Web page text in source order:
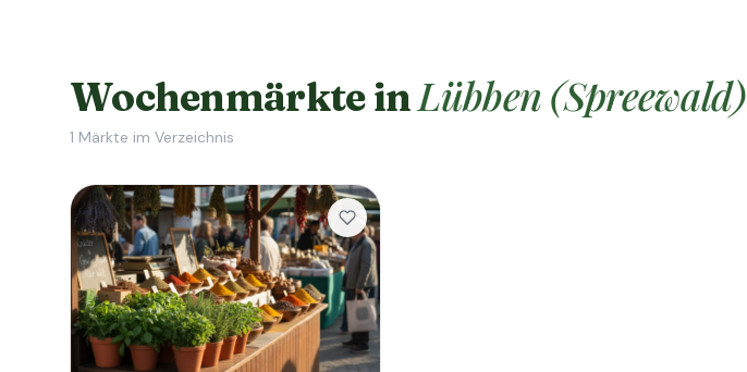
Wochenmärkte inLübben (Spreewald)
1 Märkte im Verzeichnis